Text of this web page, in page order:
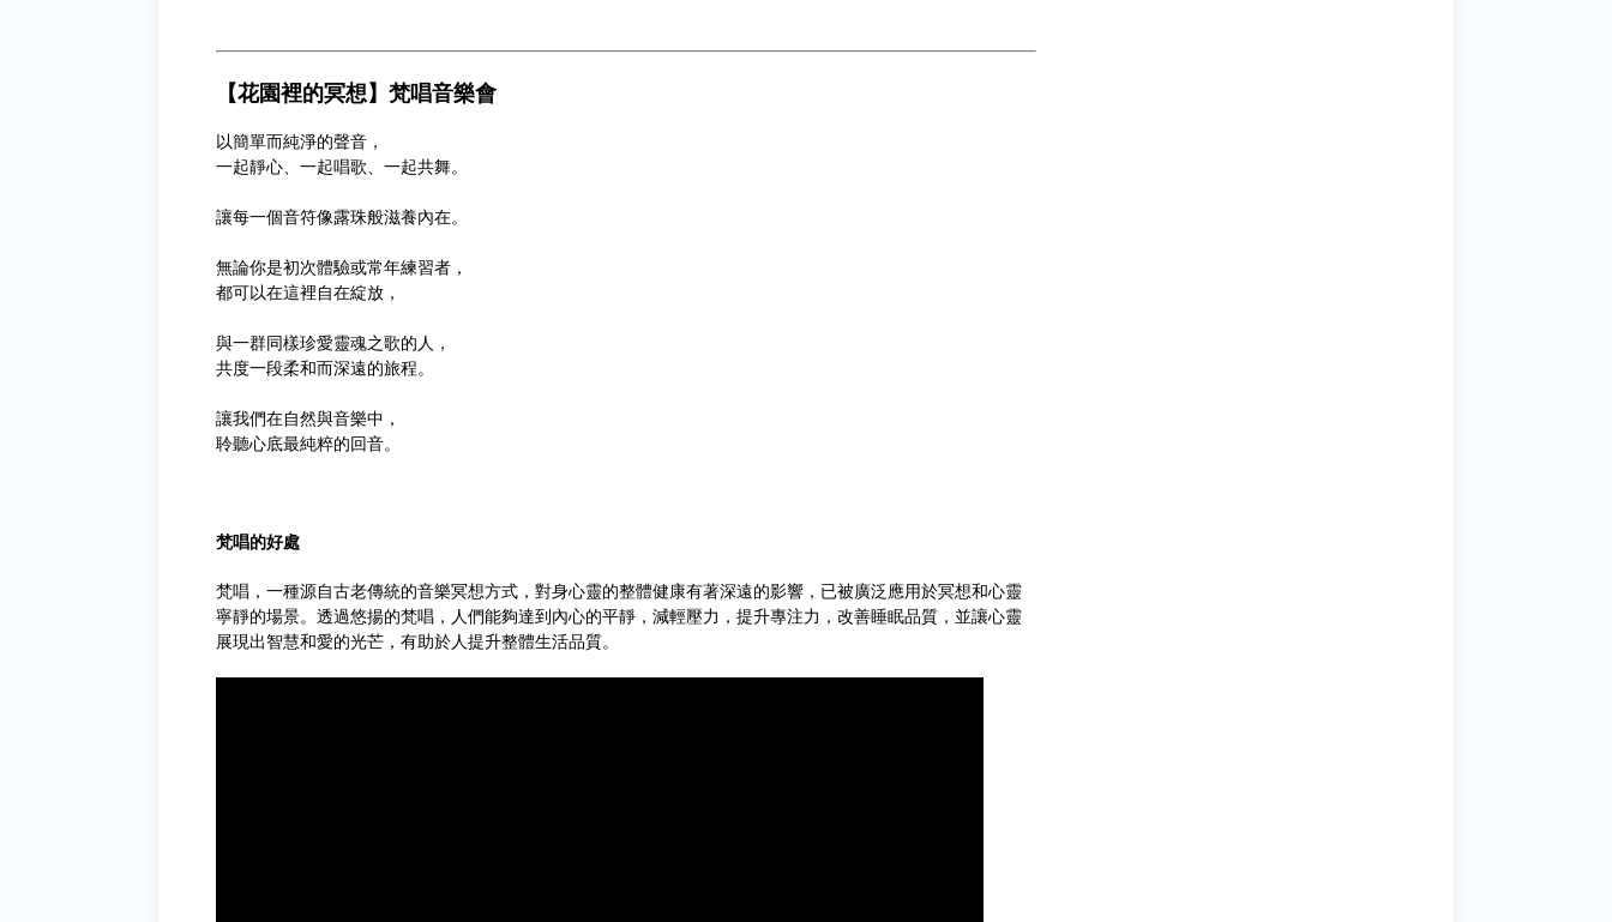
【花園裡的冥想】梵唱音樂會
以簡單而純淨的聲音，
一起靜心、一起唱歌、一起共舞。
讓每一個音符像露珠般滋養內在。
無論你是初次體驗或常年練習者，
都可以在這裡自在綻放，
與一群同樣珍愛靈魂之歌的人，
共度一段柔和而深遠的旅程。
讓我們在自然與音樂中，
聆聽心底最純粹的回音。
梵唱的好處
梵唱，一種源自古老傳統的音樂冥想方式，對身心靈的整體健康有著深遠的影響，已被廣泛應用於冥想和心靈
寧靜的場景。透過悠揚的梵唱，人們能夠達到內心的平靜，減輕壓力，提升專注力，改善睡眠品質，並讓心靈
展現出智慧和愛的光芒，有助於人提升整體生活品質。